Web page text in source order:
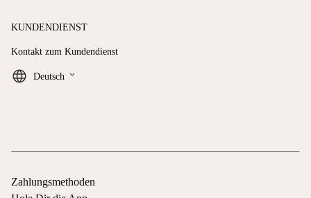
KUNDENDIENST
Kontakt zum Kundendienst
Deutsch keyboard_arrow_down
Zahlungsmethoden